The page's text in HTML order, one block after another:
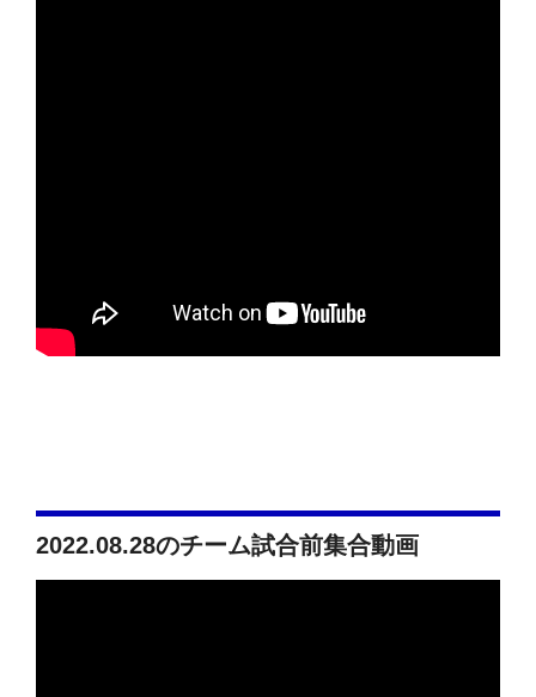
2022.08.28のチーム試合前集合動画